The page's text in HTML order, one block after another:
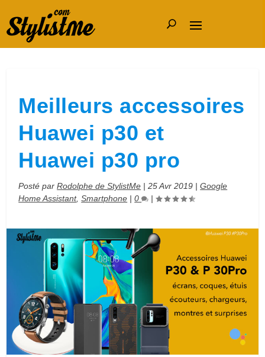
Meilleurs accessoires
Huawei p30 et
Huawei p30 pro
Posté parRodolphe de StylistMe |25 Avr 2019 |Google
Home Assistant,Smartphone |0 |